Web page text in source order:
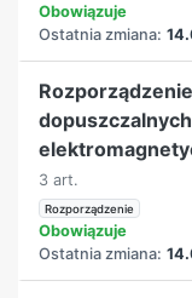
Obowiązuje
Ostatnia zmiana:
3 art.
Rozporządzenie
Obowiązuje
Ostatnia zmiana: